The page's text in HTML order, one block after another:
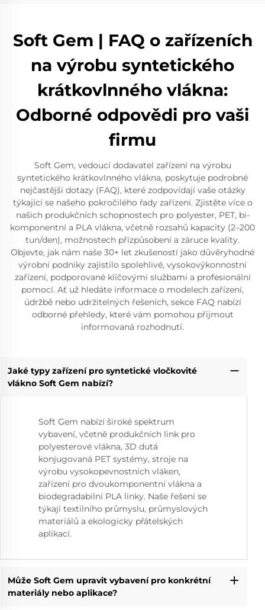
Soft Gem | FAQ o zařízeních
na výrobu syntetického
krátkovlnného vlákna:
Odborné odpovědi pro vaši
firmu
Soft Gem, vedoucí dodavatel zařízení na výrobu
syntetického krátkovlnného vlákna, poskytuje podrobné
nejčastější dotazy (FAQ), které zodpovídají vaše otázky
týkající se našeho pokročilého řady zařízení. Zjistěte více o
našich produkčních schopnostech pro polyester, PET, bi-
komponentní a PLA vlákna, včetně rozsahů kapacity (2–200
tun/den), možnostech přizpůsobení a záruce kvality.
Objevte, jak nám naše 30+ let zkušeností jako důvěryhodné
výrobní podniky zajistilo spolehlivé, vysokovýkonnostní
zařízení, podporované klíčovými službami a profesionální
pomocí. Ať už hledáte informace o modelech zařízení,
údržbě nebo udržitelných řešeních, sekce FAQ nabízí
odborné přehledy, které vám pomohou přijmout
informovaná rozhodnutí.
Jaké typy zařízení pro syntetické vločkovité
vlákno Soft Gem nabízí?
Soft Gem nabízí široké spektrum
vybavení, včetně produkčních link pro
polyesterové vlákna, 3D dutá
konjugovaná PET systémy, stroje na
výrobu vysokopevnostních vláken,
zařízení pro dvoukomponentní vlákna a
biodegradabilní PLA linky. Naše řešení se
týkají textilního průmyslu, průmyslových
materiálů a ekologicky přátelských
aplikací.
Může Soft Gem upravit vybavení pro konkrétní
materiály nebo aplikace?